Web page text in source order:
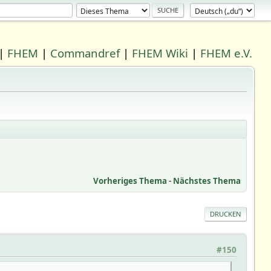
FHEM | Commandref| FHEM Wiki | FHEM e.V.
Vorheriges Thema - Nächstes Thema
DRUCKEN
#150